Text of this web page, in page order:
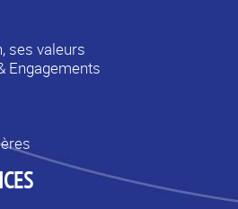
ses valeurs
Engagements